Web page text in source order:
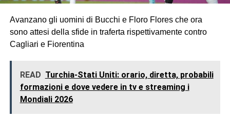
Avanzano gli uomini di Bucchi e Floro Flores che ora
sono attesi della sfide in traferta rispettivamente contro
Cagliari e Fiorentina
READ Turchia-Stati Uniti: orario, diretta, probabili
formazioni e dove vedere in tv e streaming i
Mondiali 2026